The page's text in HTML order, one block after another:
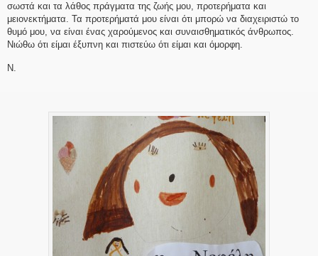
σωστά και τα λάθος πράγματα της ζωής μου, προτερήματα και
μειονεκτήματα. Τα προτερήματά μου είναι ότι μπορώ να διαχειριστώ το
θυμό μου, να είναι ένας χαρούμενος και συναισθηματικός άνθρωπος.
Νιώθω ότι είμαι έξυπνη και πιστεύω ότι είμαι και όμορφη.
Ν.